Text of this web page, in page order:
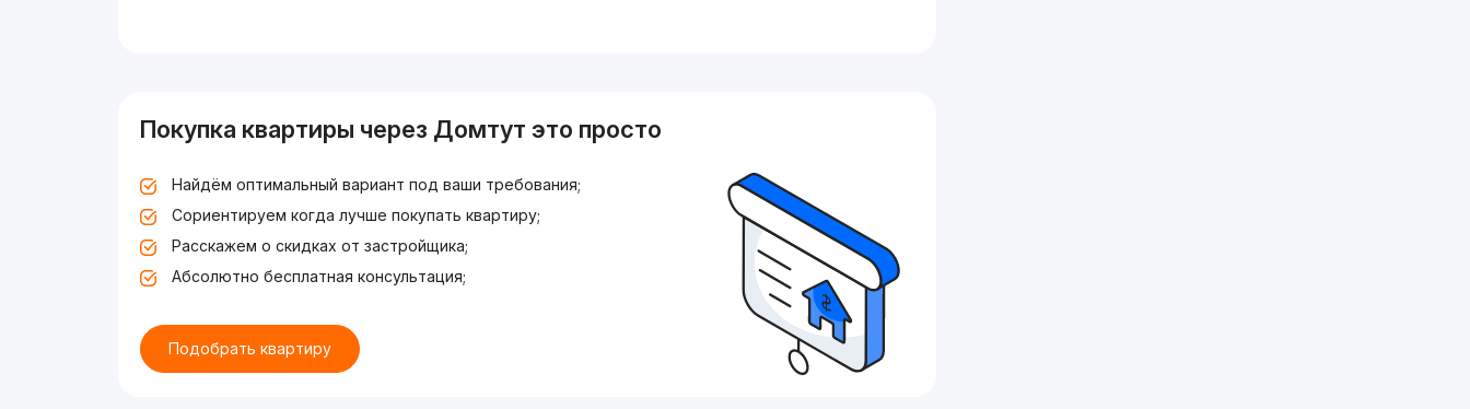
Покупка квартиры через Домтут это просто
Найдём оптимальный вариант под ваши требования;
Сориентируем когда лучше покупать квартиру;
Расскажем о скидках от застройщика;
Абсолютно бесплатная консультация;
Подобрать квартиру